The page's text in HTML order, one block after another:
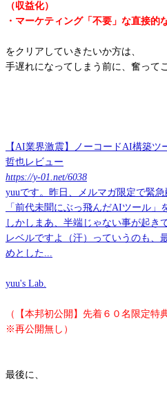
（収益化）
・マーケティング「不要」な直接的
をクリアしていきたいか方は、
手遅れになってしまう前に、奮って
【AI業界激震】ノーコードAI構築ツ
哲也レビュー
https://y-01.net/6038
yuuです。昨日、メルマガ限定で緊
「前代未聞にぶっ飛んだAIツール」
しかしまあ、半端じゃない事が起き
レベルですよ（汗）っていうのも、
めとした...
yuu's Lab.
（【本邦初公開】先着６０名限定特
※再公開無し）
最後に、